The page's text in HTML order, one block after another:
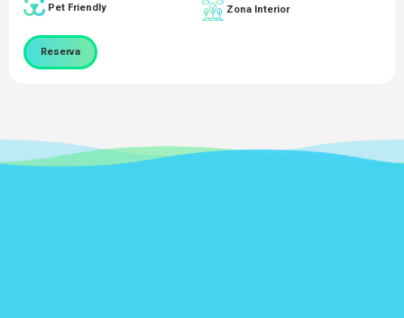
Pet Friendly Zona Interior
Reserva